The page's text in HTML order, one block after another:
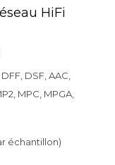
HiFi
DSF, AAC,
MPC, MPGA,
échantillon)